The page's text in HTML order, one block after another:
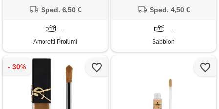
2 beige aranciato
Sped. 6,50 €
--
Amoretti Profumi
Sped. 4,50 €
--
Sabbioni